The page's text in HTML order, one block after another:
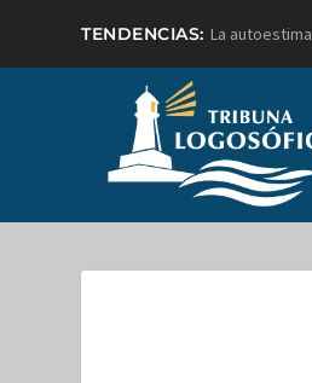
TENDENCIAS: La autoestima